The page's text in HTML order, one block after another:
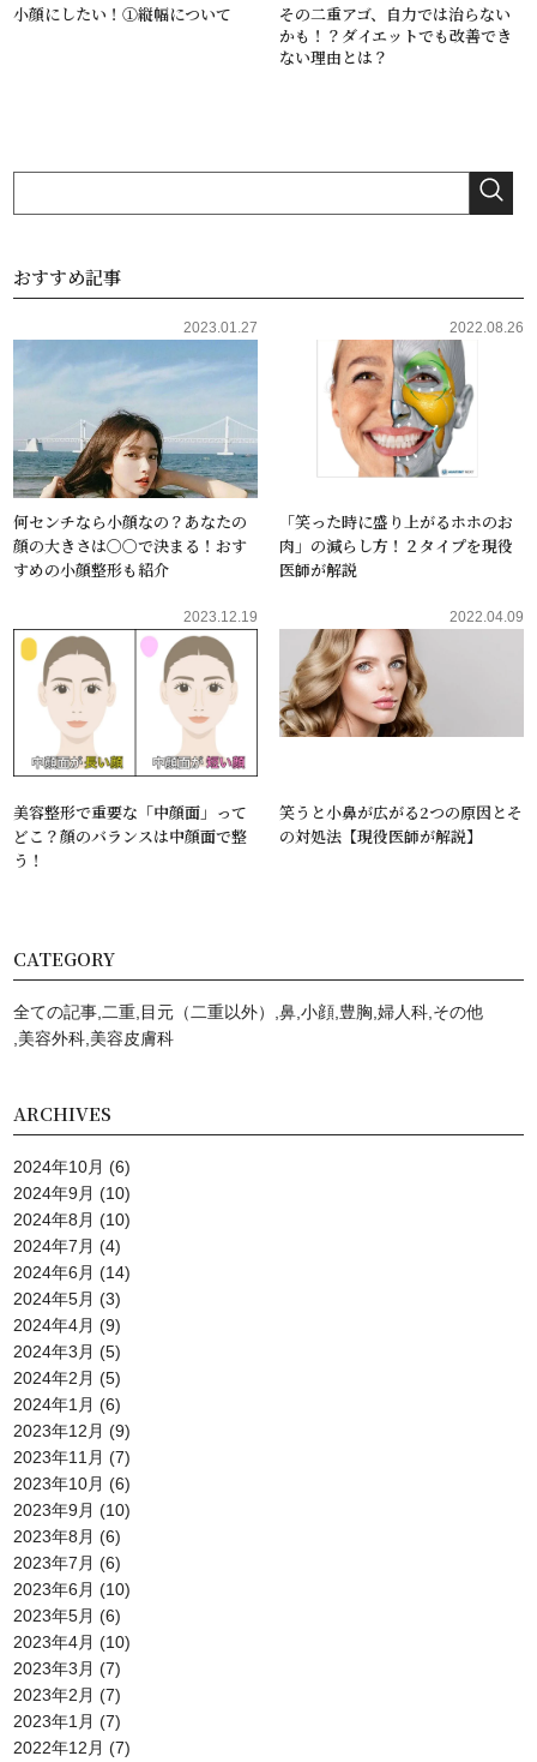
小顔にしたい！①縦幅について
その二重アゴ、自力では治らない
かも！？ダイエットでも改善でき
ない理由とは？
おすすめ記事
2023.01.27
何センチなら小顔なの？あなたの
顔の大きさは〇〇で決まる！おす
すめの小顔整形も紹介
2022.08.26
「笑った時に盛り上がるホホのお
肉」の減らし方！２タイプを現役
医師が解説
2023.12.19
美容整形で重要な「中顔面」って
どこ？顔のバランスは中顔面で整
う！
2022.04.09
笑うと小鼻が広がる2つの原因とそ
の対処法【現役医師が解説】
CATEGORY
全ての記事 二重 目元（二重以外） 鼻 小顔 豊胸 婦人科 その他
美容外科 美容⽪膚科
ARCHIVES
2024年10月 (6)
2024年9月 (10)
2024年8月 (10)
2024年7月 (4)
2024年6月 (14)
2024年5月 (3)
2024年4月 (9)
2024年3月 (5)
2024年2月 (5)
2024年1月 (6)
2023年12月 (9)
2023年11月 (7)
2023年10月 (6)
2023年9月 (10)
2023年8月 (6)
2023年7月 (6)
2023年6月 (10)
2023年5月 (6)
2023年4月 (10)
2023年3月 (7)
2023年2月 (7)
2023年1月 (7)
2022年12月 (7)